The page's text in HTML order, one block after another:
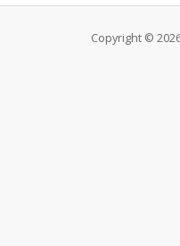
Copyright ©